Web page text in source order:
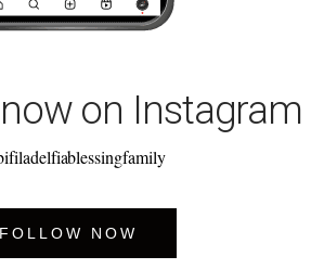
on Instagram
FOLLOW NOW